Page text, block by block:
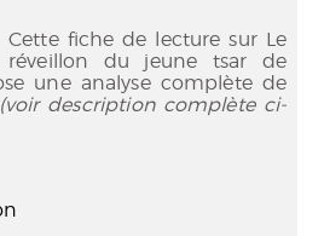
Cette fiche de lecture sur Le
réveillon du jeune tsar de
une analyse complète de
(voir description complète ci-